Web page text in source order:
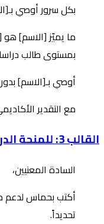
بكل سرور أوصي
ما يميّز [الاسم]
بمستوى طالب
أوصي بـ[الاسم]
مع التقدير
القالب 3: للمنحة الدراسية
السادة المعنيين،
أكتب بحماس لدعم
تحديداً.